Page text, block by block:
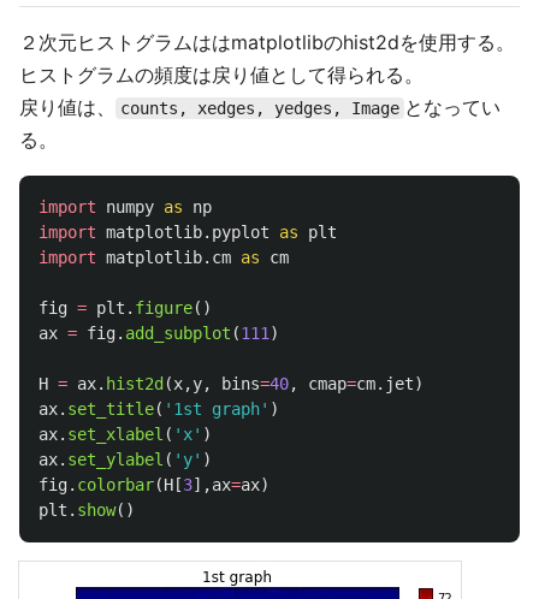
２次元ヒストグラムははmatplotlibのhist2dを使用する。
ヒストグラムの頻度は戻り値として得られる。
戻り値は、
counts, xedges, yedges, Image となってい
る。
import numpy as
np
import matplotlib.pyplot as
plt
import matplotlib.cm as cm
fig = plt . figure()
ax = fig. add_subplot (111 )
H = ax. hist2d (x,y, bins=40, cmap=cm. jet)
ax. set_title( ' 1st graph' )
ax. set_xlabel ( ' x' )
ax. set_ylabel ( ' y' )
fig. colorbar(H [3],ax=ax)
plt . show()